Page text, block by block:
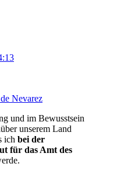
Nevarez
und im Bewusstsein
unserem Land
ich bei der
für das Amt des